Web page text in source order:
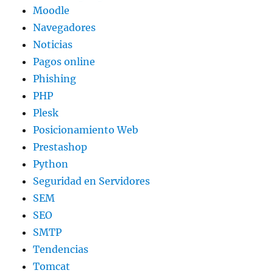
Moodle
Navegadores
Noticias
Pagos online
Phishing
PHP
Plesk
Posicionamiento Web
Prestashop
Python
Seguridad en Servidores
SEM
SEO
SMTP
Tendencias
Tomcat